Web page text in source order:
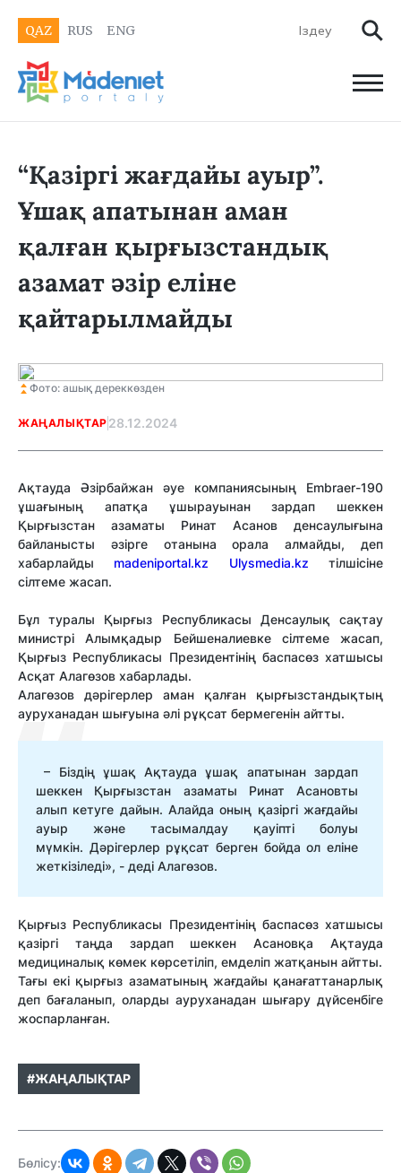
QAZ RUS ENG
“Қазіргі жағдайы ауыр”.
Ұшақ апатынан аман
қалған қырғызстандық
азамат әзір еліне
қайтарылмайды
Фото: ашық дереккөзден
ЖАҢАЛЫҚТАР 28.12.2024
Ақтауда Әзірбайжан әуе компаниясының Embraer-190
ұшағының апатқа ұшырауынан зардап шеккен
Қырғызстан азаматы Ринат Асанов денсаулығына
байланысты әзірге отанына орала алмайды, деп
хабарлайды madeniportal.kz Ulysmedia.kz тілшісіне
сілтеме жасап.
Бұл туралы Қырғыз Республикасы Денсаулық сақтау
министрі Алымқадыр Бейшеналиевке сілтеме жасап,
Қырғыз Республикасы Президентінің баспасөз хатшысы
Асқат Алагөзов хабарлады.
Алагөзов дәрігерлер аман қалған қырғызстандықтың
ауруханадан шығуына әлі рұқсат бермегенін айтты.
– Біздің ұшақ Ақтауда ұшақ апатынан зардап
шеккен Қырғызстан азаматы Ринат Асановты
алып кетуге дайын. Алайда оның қазіргі жағдайы
ауыр және тасымалдау қауіпті болуы
мүмкін. Дәрігерлер рұқсат берген бойда ол еліне
жеткізіледі», - деді Алагөзов.
Қырғыз Республикасы Президентінің баспасөз хатшысы
қазіргі таңда зардап шеккен Асановқа Ақтауда
медициналық көмек көрсетіліп, емделіп жатқанын айтты.
Тағы екі қырғыз азаматының жағдайы қанағаттанарлық
деп бағаланып, оларды ауруханадан шығару дүйсенбіге
жоспарланған.
#ЖАҢАЛЫҚТАР
Бөлісу: